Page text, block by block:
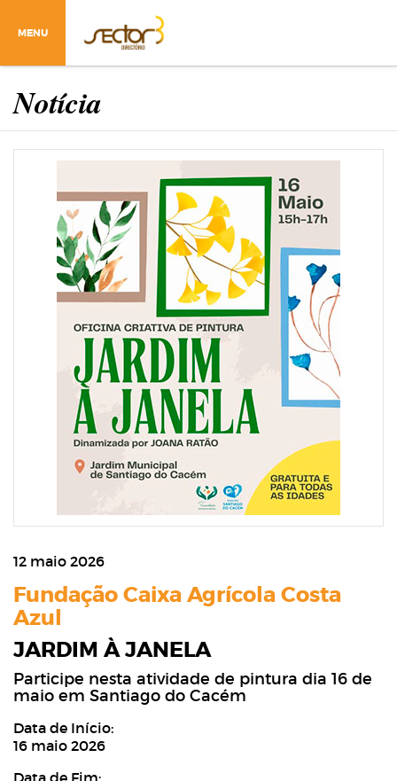
MENU
Notícia
12 maio 2026
Fundação Caixa Agrícola Costa
Azul
JARDIM À JANELA
Participe nesta atividade de pintura dia 16 de
maio em Santiago do Cacém
Data de Início:
16 maio 2026
Data de Fim: